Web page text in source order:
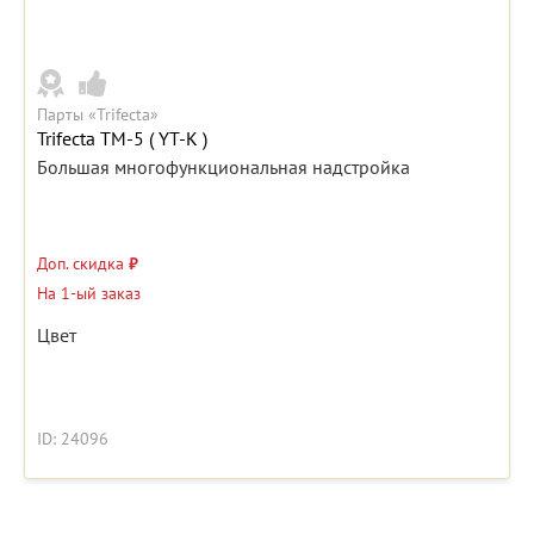
Парты «Trifecta»
Trifecta ТМ-5 ( YT-K )
Большая многофункциональная надстройка
Доп. скидка ₽
На 1-ый заказ
Цвет
ID: 24096